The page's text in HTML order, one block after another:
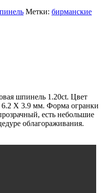
Метки: бирманские
шпинель 1.20ct. Цвет
X 3.9 мм. Форма огранки
есть небольшие
облагораживания.